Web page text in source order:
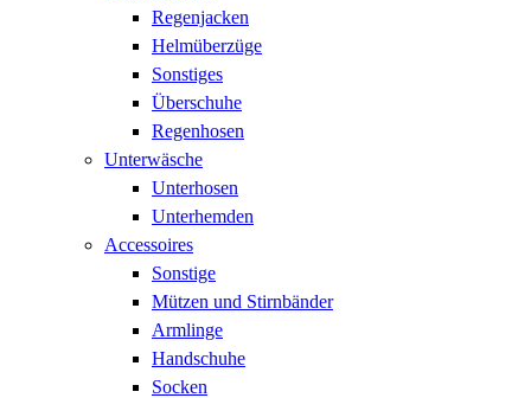
Regenjacken
Helmüberzüge
Sonstiges
Überschuhe
Regenhosen
Unterwäsche
Unterhosen
Unterhemden
Accessoires
Sonstige
Mützen und Stirnbänder
Armlinge
Handschuhe
Socken